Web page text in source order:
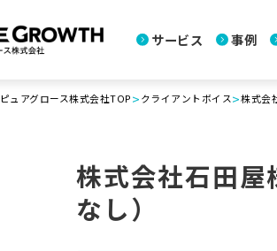
サービス 事例
ピュアグロース株式会社TOP > クライアントボイス>株式会
株式会社石田屋
なし）